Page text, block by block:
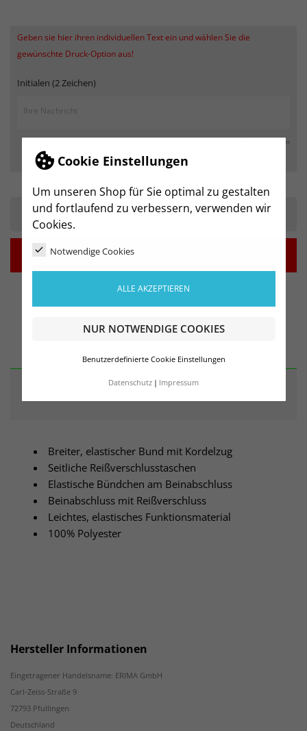
Cookie Einstellungen
Um unseren Shop für Sie optimal zu gestalten
und fortlaufend zu verbessern, verwenden wir
Cookies.
Notwendige Cookies
ALLE AKZEPTIEREN
NUR NOTWENDIGE COOKIES
Benutzerdefinierte Cookie Einstellungen
Datenschutz Impressum
Geben sie hier ihren individuellen Text ein und wählen Sie die
gewünschte Druck-Option aus!
Initialen (2 Zeichen)
max. 250 Zeichen
 IN DEN WARENKORB
Breiter, elastischer Bund mit Kordelzug
Seitliche Reißverschlusstaschen
Elastische Bündchen am Beinabschluss
Beinabschluss mit Reißverschluss
Leichtes, elastisches Funktionsmaterial
100% Polyester
Hersteller Informationen
Eingetragener Handelsname: ERIMA GmbH
Carl-Zeiss-Straße 9
72793 Pfullingen
Deutschland